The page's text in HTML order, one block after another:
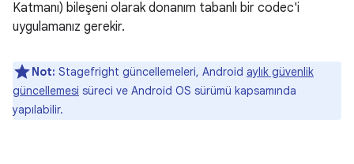
Katmanı) bileşeni olarak donanım tabanlı bir codec'i
uygulamanız gerekir.
Not: Stagefright güncellemeleri, Android aylık güvenlik
güncellemesi süreci ve Android OS sürümü kapsamında
yapılabilir.